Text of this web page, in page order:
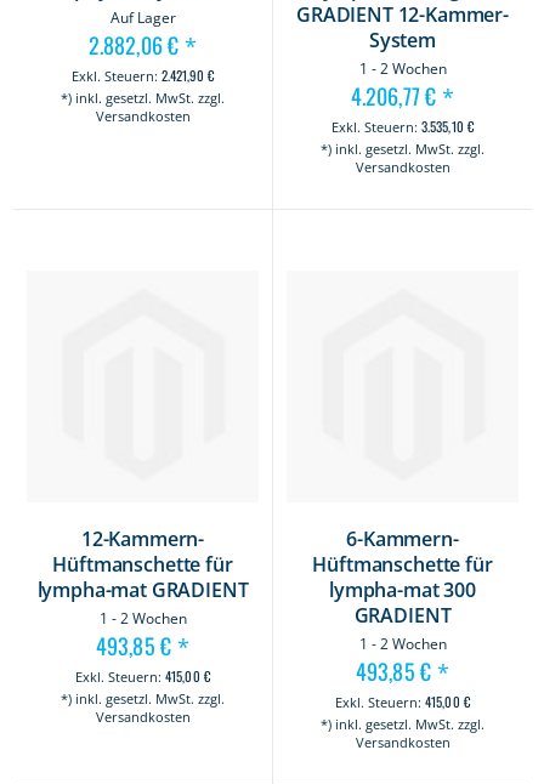
Auf Lager
2.882,06 €*
2.421,90 €
*) inkl. gesetzl. MwSt. zzgl.
Versandkosten
GRADIENT 12-Kammer-
System
1 - 2 Wochen
4.206,77 €*
3.535,10 €
*) inkl. gesetzl. MwSt. zzgl.
Versandkosten
12-Kammern-
Hüftmanschette für
lympha-mat GRADIENT
1 - 2 Wochen
493,85 €*
415,00 €
*) inkl. gesetzl. MwSt. zzgl.
Versandkosten
6-Kammern-
Hüftmanschette für
lympha-mat 300
GRADIENT
1 - 2 Wochen
493,85 €*
415,00 €
*) inkl. gesetzl. MwSt. zzgl.
Versandkosten